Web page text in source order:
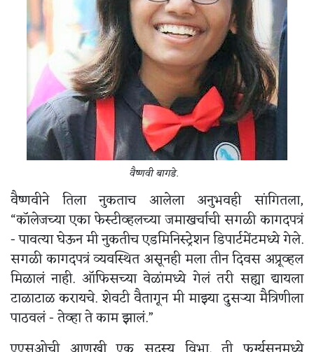
वैष्णवी बागडे.
वैष्णवीने तिला नुकताच आलेला अनुभवही सांगितला,
“कॉलेजच्या एका फेस्टीव्हलच्या जमाखर्चाची सगळी कागदपत्रं
- पावत्या घेऊन मी नुकतीच एडमिनिस्ट्रेशन डिपार्टमेंटमध्ये गेले.
सगळी कागदपत्रं व्यवस्थित असूनही मला तीन दिवस अप्रूव्हल
मिळालं नाही. ऑफिसच्या वेळांमध्ये गेलं तरी सह्या द्यायला
टाळाटाळ करायचे. शेवटी वैतागून मी माझ्या दुसऱ्या मैत्रिणीला
पाठवलं - तेव्हा ते काम झालं.”